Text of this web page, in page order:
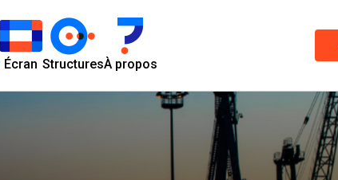
Écran StructuresÀ propos